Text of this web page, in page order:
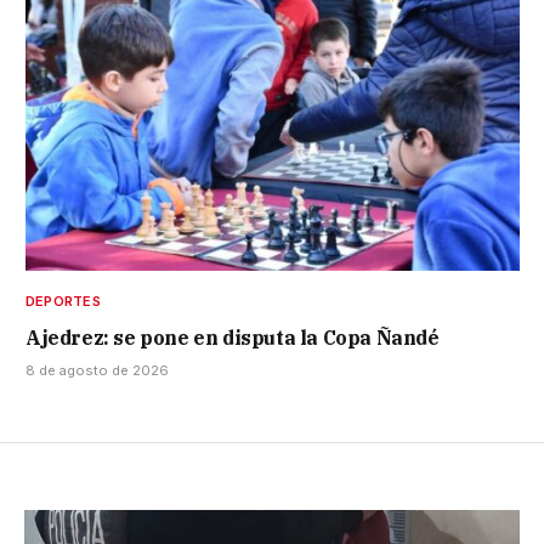
DEPORTES
Ajedrez: se pone en disputa la Copa Ñandé
8 de agosto de 2026